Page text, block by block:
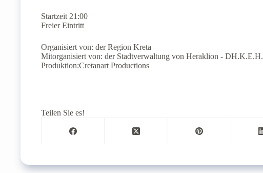
Startzeit 21:00
Freier Eintritt
Organisiert von: der Region Kreta
Mitorganisiert von: der Stadtverwaltung von Heraklion - DH.K.E.H.
Produktion:Cretanart Productions
Teilen Sie es!